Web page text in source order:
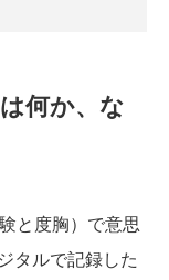
何か、な
と度胸）で意思
タルで記録した